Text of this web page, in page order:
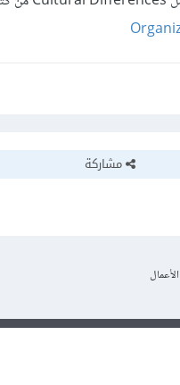
مشاركة